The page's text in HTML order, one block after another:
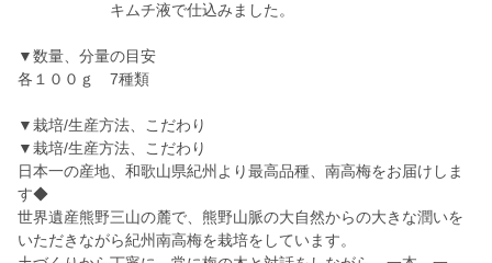
キムチ液で仕込みました。
▼数量、分量の目安
各１００ｇ 7種類
▼栽培/生産方法、こだわり
▼栽培/生産方法、こだわり
日本一の産地、和歌山県紀州より最高品種、南高梅をお届けしま
す◆
世界遺産熊野三山の麓で、熊野山脈の大自然からの大きな潤いを
いただきながら紀州南高梅を栽培をしています。